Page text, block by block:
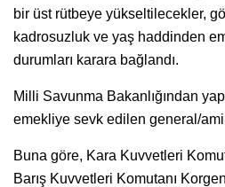
bir üst rütbeye yükseltilecekler,
kadrosuzluk ve yaş haddinden
durumları karara bağlandı.
Milli Savunma Bakanlığından
emekliye sevk edilen general/
Buna göre, Kara Kuvvetleri
Barış Kuvvetleri Komutanı